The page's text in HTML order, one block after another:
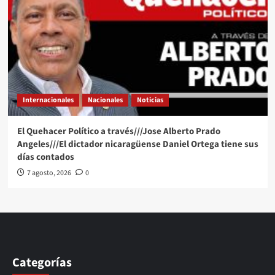
Internacionales Nacionales Noticias
El Quehacer Político a través///Jose Alberto Prado
Angeles///El dictador nicaragüense Daniel Ortega tiene sus
días contados
7 agosto, 2026 0
Categorías